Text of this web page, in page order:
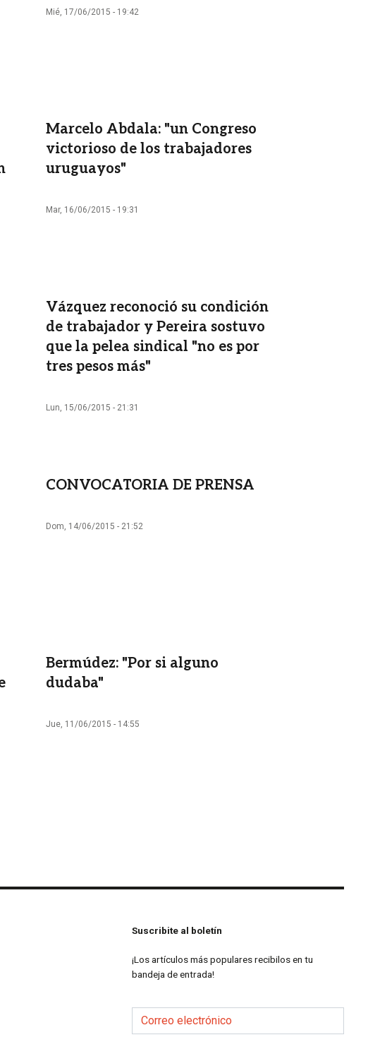
Mié, 17/06/2015 - 19:42
Marcelo Abdala: "un Congreso
victorioso de los trabajadores
uruguayos"
Mar, 16/06/2015 - 19:31
Vázquez reconoció su condición
de trabajador y Pereira sostuvo
que la pelea sindical "no es por
tres pesos más"
Lun, 15/06/2015 - 21:31
CONVOCATORIA DE PRENSA
Dom, 14/06/2015 - 21:52
Bermúdez: "Por si alguno
dudaba"
Jue, 11/06/2015 - 14:55
Suscribite al boletín
¡Los artículos más populares recibilos en tu
bandeja de entrada!
Correo electrónico